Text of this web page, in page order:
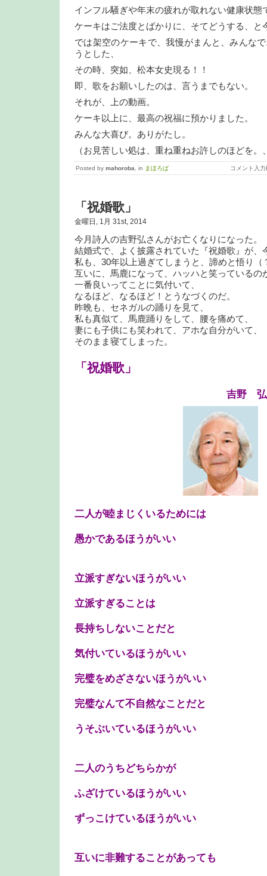
インフル騒ぎや年末の疲れが取れない健康状態
ケーキはご法度とばかりに、そてどうする、と
では架空のケーキで、我慢がまんと、みんな
うとした、
その時、突如、松本女史現る！！
即、歌をお願いしたのは、言うまでもない。
それが、上の動画。
ケーキ以上に、最高の祝福に預かりました。
みんな大喜び。ありがたし。
（お見苦しい処は、重ね重ねお許しのほどを。
Posted by mahoroba , in まほろば コメント入力
「祝婚歌」
金曜日, 1月 31st, 2014
今月詩人の吉野弘さんがお亡くなりになった。
結婚式で、よく披露されていた『祝婚歌』が、
私も、30年以上過ぎてしまうと、諦めと悟り（
互いに、馬鹿になって、ハッハと笑っているの
一番良いってことに気付いて、
なるほど、なるほど！とうなづくのだ。
昨晩も、セネガルの踊りを見て、
私も真似て、馬鹿踊りをして、腰を痛めて、
妻にも子供にも笑われて、アホな自分がいて、
そのまま寝てしまった。
「祝婚歌」
吉野 弘
二人が睦まじくいるためには
愚かであるほうがいい
立派すぎないほうがいい
立派すぎることは
長持ちしないことだと
気付いているほうがいい
完璧をめざさないほうがいい
完璧なんて不自然なことだと
うそぶいているほうがいい
二人のうちどちらかが
ふざけているほうがいい
ずっこけているほうがいい
互いに非難することがあっても